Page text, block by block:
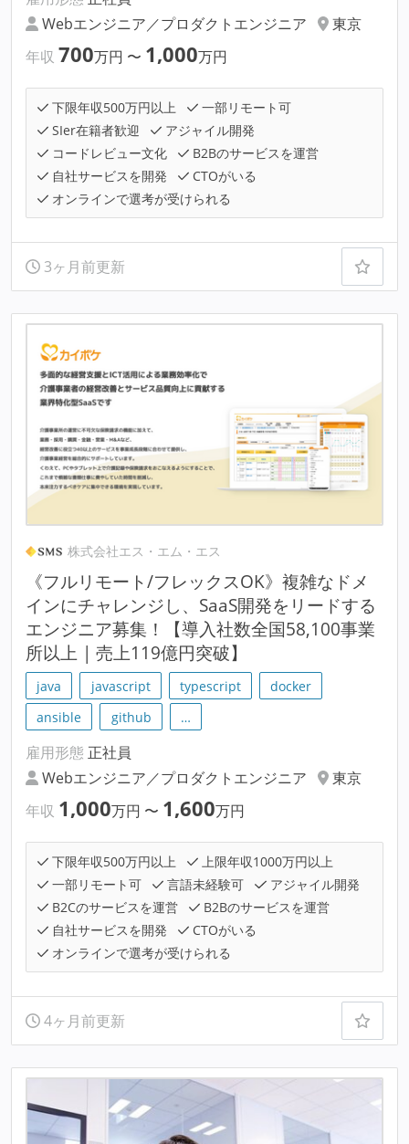
Webエンジニア／プロダクトエンジニア
東京
年収 700万円 〜 1,000万円
下限年収500万円以上
一部リモート可
SIer在籍者歓迎
アジャイル開発
コードレビュー文化
B2Bのサービスを運営
自社サービスを開発
CTOがいる
オンラインで選考が受けられる
3ヶ月前更新
株式会社エス・エム・エス
《フルリモート/フレックスOK》複雑なドメ
インにチャレンジし、SaaS開発をリードする
エンジニア募集！【導入社数全国58,100事業
所以上 | 売上119億円突破】
java javascript typescript
docker
ansible
github …
雇用形態 正社員
Webエンジニア／プロダクトエンジニア
東京
年収 1,000万円 〜 1,600万円
下限年収500万円以上
上限年収1000万円以上
一部リモート可
言語未経験可
アジャイル開発
B2Cのサービスを運営
B2Bのサービスを運営
自社サービスを開発
CTOがいる
オンラインで選考が受けられる
4ヶ月前更新